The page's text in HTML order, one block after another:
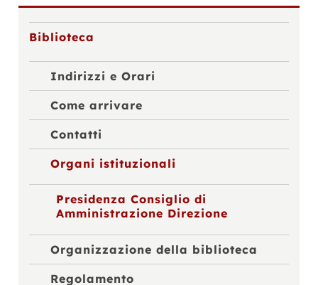
Biblioteca
Indirizzi e Orari
Come arrivare
Contatti
Organi istituzionali
Presidenza Consiglio di
Amministrazione Direzione
Organizzazione della biblioteca
Regolamento